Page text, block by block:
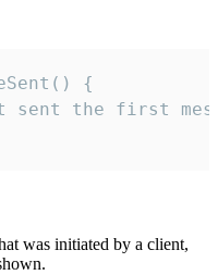
{
sent the first
was initiated by a client,